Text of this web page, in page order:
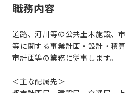
職務内容
道路、河川等の公共土木施設、
等に関する事業計画・設計・積
市計画等の業務に従事します。
＜主な配属先＞